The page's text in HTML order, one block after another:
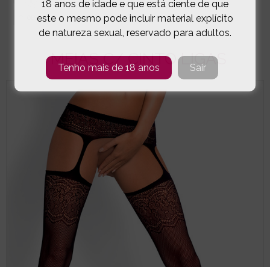
OBSESSIVE MEIAS C/ CINTO LIGAS( 5-2173E )
MEIAS C/ CINTO LIGAS
18 anos de idade e que está ciente de que
este o mesmo pode incluir material explícito
de natureza sexual, reservado para adultos.
Tenho mais de 18 anos Sair